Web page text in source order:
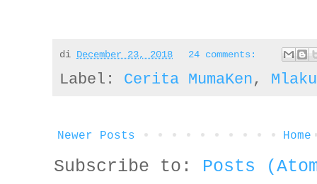
di December 23, 2018 24 comments:
Label: Cerita MumaKen,
Newer Posts Home
Subscribe to: Posts